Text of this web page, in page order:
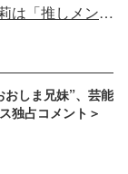
渡辺美優紀、吉田朱里は「天才」太田夢莉は「推しメン」…NMB48“女子力代表”3人を直撃！
おしま兄妹”、芸能
独占コメント＞